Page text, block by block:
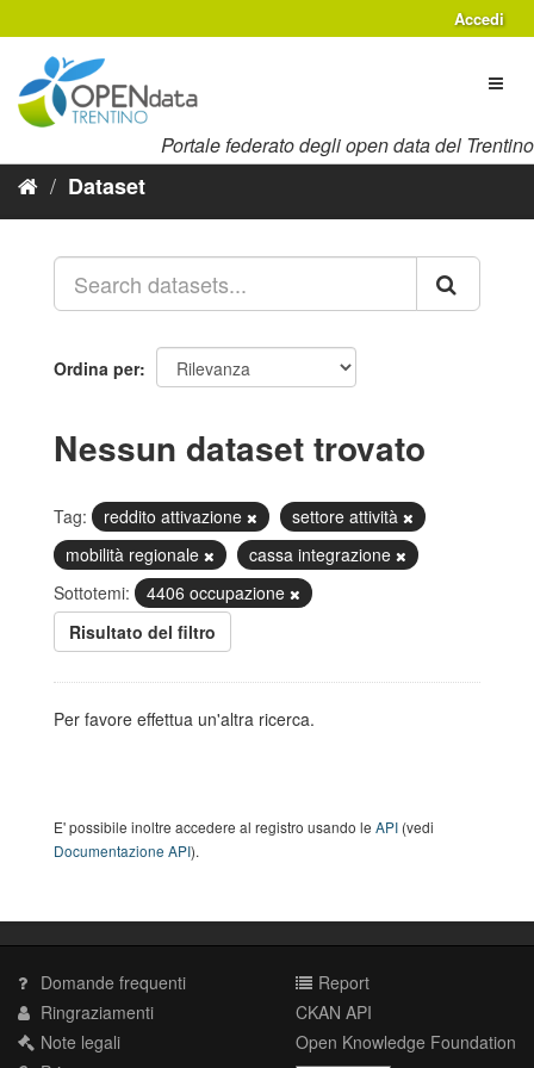
al
contenuto
Accedi
Portale federato degli open data del Trentino
Dataset
Ordina per
Nessun dataset trovato
Tag: reddito attivazione
settore attività
mobilità regionale
cassa integrazione
Sottotemi:
4406 occupazione
Risultato del filtro
Per favore effettua un'altra ricerca.
E' possibile inoltre accedere al registro usando le API (vedi
Documentazione API).
Domande frequenti
Ringraziamenti
Note legali
Report
CKAN API
Open Knowledge Foundation